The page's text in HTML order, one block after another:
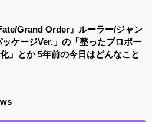
Grand Order』ルーラー/ジャン
ケージVer.」の「整ったプロポー
」とか 5年前の今日はどんなこと